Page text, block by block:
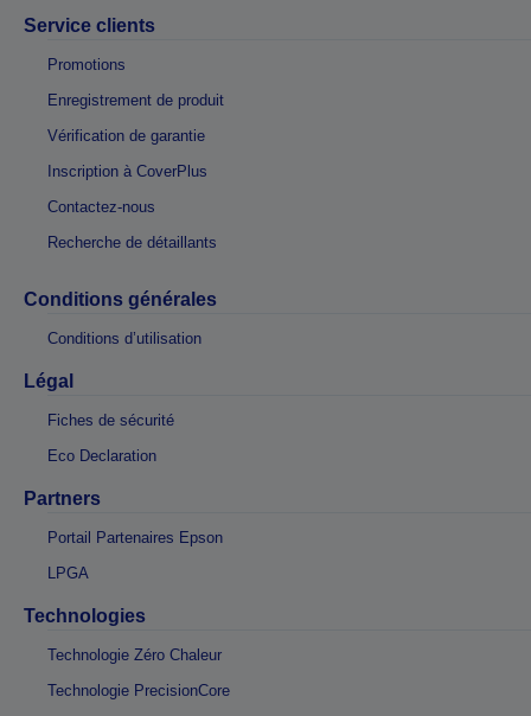
Service clients
Promotions
Enregistrement de produit
Vérification de garantie
Inscription à CoverPlus
Contactez-nous
Recherche de détaillants
Conditions générales
Conditions d’utilisation
Légal
Fiches de sécurité
Eco Declaration
Partners
Portail Partenaires Epson
LPGA
Technologies
Technologie Zéro Chaleur
Technologie PrecisionCore